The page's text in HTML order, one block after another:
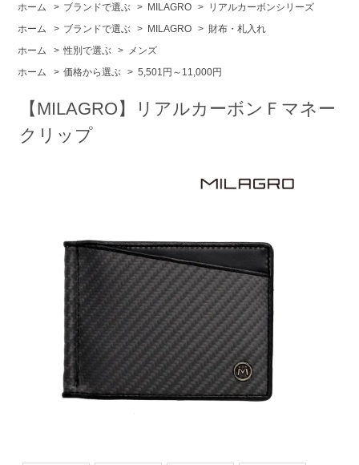
ホーム
> ブランドで選ぶ > MILAGRO > リアルカーボンシリーズ
ホーム
> ブランドで選ぶ > MILAGRO > 財布・札入れ
ホーム
> 性別で選ぶ >
メンズ
ホーム
> 価格から選ぶ > 5,501円～11,000円
【MILAGRO】リアルカーボンＦマネー
クリップ